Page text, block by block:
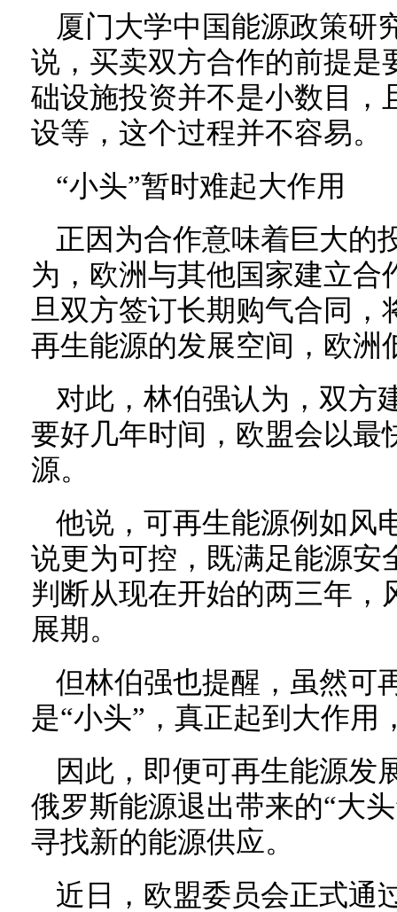
厦门大学中国能源政策研
说，买卖双方合作的前提是
础设施投资并不是小数目，
设等，这个过程并不容易。
“小头”暂时难起大作用
正因为合作意味着巨大的
为，欧洲与其他国家建立合
旦双方签订长期购气合同，
再生能源的发展空间，欧洲
对此，林伯强认为，双方
要好几年时间，欧盟会以最
源。
他说，可再生能源例如风
说更为可控，既满足能源安
判断从现在开始的两三年，
展期。
但林伯强也提醒，虽然可
是“小头”，真正起到大作用
因此，即便可再生能源发
俄罗斯能源退出带来的“大
寻找新的能源供应。
近日，欧盟委员会正式通